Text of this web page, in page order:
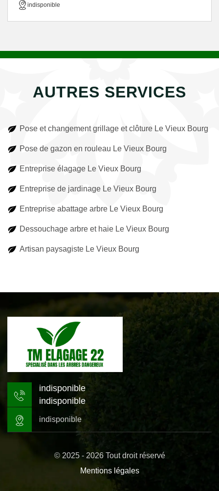
indisponible
AUTRES SERVICES
Pose et changement grillage et clôture Le Vieux Bourg
Pose de gazon en rouleau Le Vieux Bourg
Entreprise élagage Le Vieux Bourg
Entreprise de jardinage Le Vieux Bourg
Entreprise abattage arbre Le Vieux Bourg
Dessouchage arbre et haie Le Vieux Bourg
Artisan paysagiste Le Vieux Bourg
indisponible
indisponible
indisponible
© 2025 - 2026 Tout droit réservé
Mentions légales